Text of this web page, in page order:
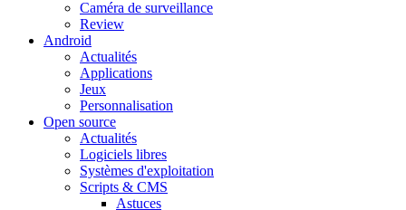
Caméra de surveillance
Review
Android
Actualités
Applications
Jeux
Personnalisation
Open source
Actualités
Logiciels libres
Systèmes d'exploitation
Scripts & CMS
Astuces